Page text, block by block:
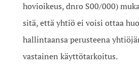
hovioikeus, dnro S00/000)
sitä, että yhtiö ei voisi ottaa
hallintaansa perusteena
vastainen käyttötarkoitus.